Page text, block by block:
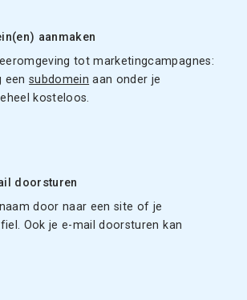
aanmaken
tot marketingcampagnes:
eensubdomein aan onder je
kosteloos.
doorsturen
door naar een site of je
Ook je e-mail doorsturen kan